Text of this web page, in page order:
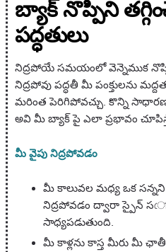
బ్యాక్ నొప్పిని
పద్ధతులు
నిద్రపోయే సమయంలో వెన్నెముక
నిద్రపోవు పద్ధతీ మీ పంక్తులను
మరింత పెరిగిపోవచ్చు. కొన్ని
అవి మీ బ్యాక్ పై ఎలా ప్రభావం
మీ వైపు నిద్రపోవడం
మీ కాలువల మధ్య ఒక
నిద్రపోవడం ద్వారా స్పైన్
సాధ్యపడుతుంది.
మీ కాళ్లను కాస్త మీరు మీ